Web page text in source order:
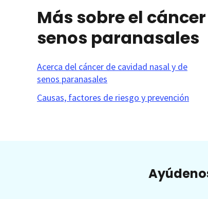
Más sobre el
senos paranasales
Acerca del cáncer de cavidad nasal y de
senos paranasales
Causas, factores de riesgo y prevención